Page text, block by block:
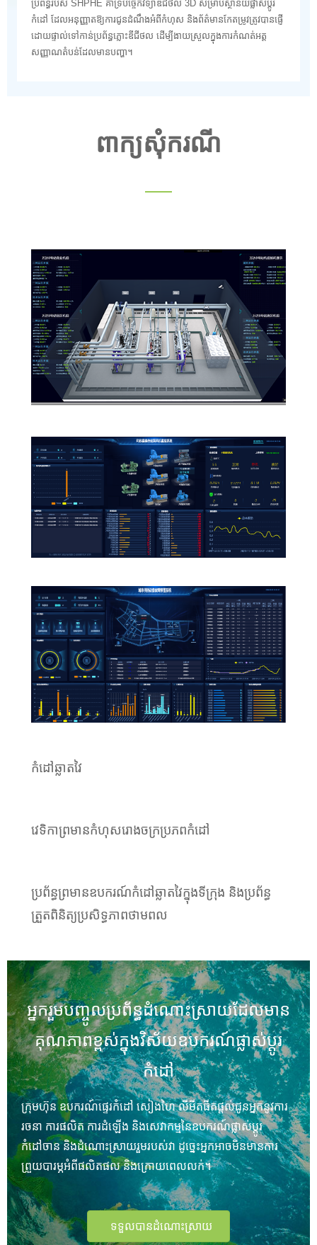
ប្រព័ន្ធរបស់ SHPHE គាំទ្របច្ចេកវិទ្យាឌីជីថល 3D សម្រាប់ស្ថានីយ៍ផ្លាស់ប្តូរ
កំដៅ ដែលអនុញ្ញាតឱ្យការជូនដំណឹងអំពីកំហុស និងព័ត៌មានកែតម្រូវត្រូវបានផ្ញើ
ដោយផ្ទាល់ទៅកាន់ប្រព័ន្ធភ្លោះឌីជីថល ដើម្បីងាយស្រួលក្នុងការកំណត់អត្ត
សញ្ញាណតំបន់ដែលមានបញ្ហា។
ពាក្យសុំករណី
កំដៅឆ្លាតវៃ
វេទិកាព្រមានកំហុសរោងចក្រប្រភពកំដៅ
ប្រព័ន្ធព្រមានឧបករណ៍កំដៅឆ្លាតវៃក្នុងទីក្រុង និងប្រព័ន្ធ
ត្រួតពិនិត្យប្រសិទ្ធភាពថាមពល
អ្នករួមបញ្ចូលប្រព័ន្ធដំណោះស្រាយដែលមាន
គុណភាពខ្ពស់ក្នុងវិស័យឧបករណ៍ផ្លាស់ប្តូរ
កំដៅ
ក្រុមហ៊ុន ឧបករណ៍ផ្ទេរកំដៅ សៀងហៃ លីមីតធីតផ្តល់ជូនអ្នកនូវការ
រចនា ការផលិត ការដំឡើង និងសេវាកម្មនៃឧបករណ៍ផ្លាស់ប្តូរ
កំដៅចាន និងដំណោះស្រាយរួមរបស់វា ដូច្នេះអ្នកអាចមិនមានការ
ព្រួយបារម្ភអំពីផលិតផល និងក្រោយពេលលក់។
ទទួលបានដំណោះស្រាយ